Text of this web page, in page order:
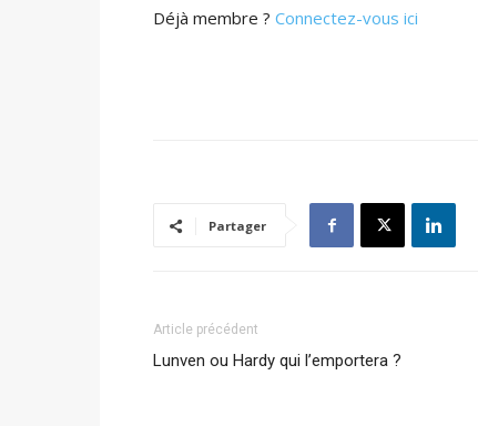
Déjà membre ? Connectez-vous ici
Partager
Article précédent
Lunven ou Hardy qui l’emportera ?